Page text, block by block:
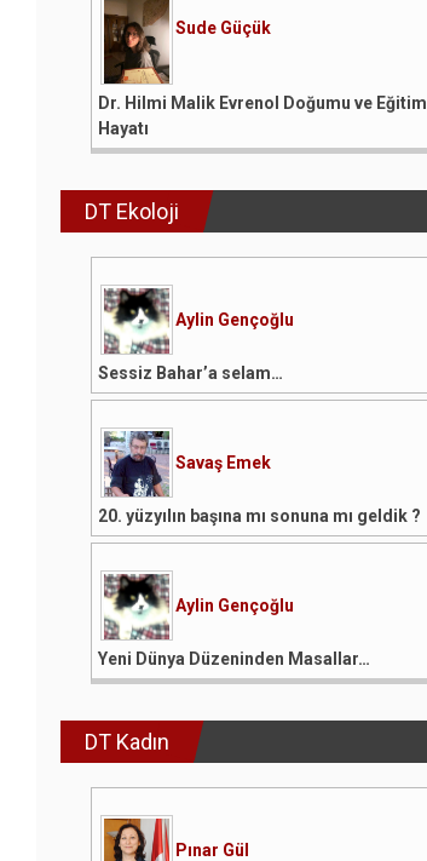
Sude Güçük
Dr. Hilmi Malik Evrenol Doğumu ve Eğitim
Hayatı
DT Ekoloji
Aylin Gençoğlu
Sessiz Bahar’a selam…
Savaş Emek
20. yüzyılın başına mı sonuna mı geldik ?
Aylin Gençoğlu
Yeni Dünya Düzeninden Masallar…
DT Kadın
Pınar Gül